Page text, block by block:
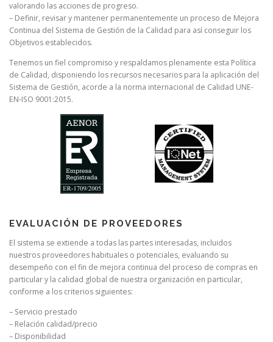
valorando las acciones de progreso.
– Definir, revisar y mantener permanentemente un proceso de Mejora
Continua del Sistema de Gestión de la Calidad para así conseguir los
Objetivos establecidos.
Tenemos un fiel compromiso y respaldamos plenamente esta Política
de Calidad, disponiendo los recursos necesarios para la aplicación del
Sistema de Gestión, acorde a la norma internacional de Calidad UNE-
EN-ISO 9001:2015.
EVALUACIÓN DE PROVEEDORES
El sistema se extiende a todas las partes interesadas, incluidos
nuestros proveedores habituales o potenciales, evaluando su
desempeño con el fin de mejora continua del proceso de compras en
particular y la calidad global de nuestra organización en particular,
conforme a los criterios siguientes:
– Servicio prestado
– Relación calidad/precio
– Disponibilidad